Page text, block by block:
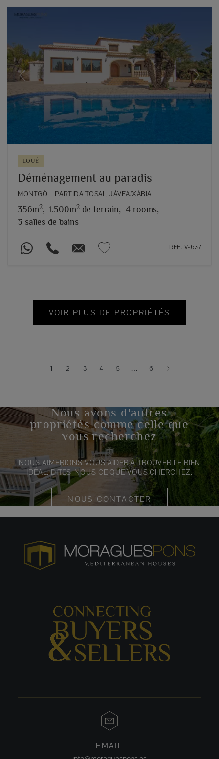
Previous Next
LOUÉ
Déménagement au paradis
MONTGÓ – PARTIDA TOSAL, JÁVEA/XÀBIA
356m2, 1.500m2 de terrain, 4 rooms,
3 salles de bains
REF. V-637
VOIR PLUS DE PROPRIÉTÉS
1(current)
2 3 4 5 … 6
Nous avons d'autres
propriétés comme celle que
vous recherchez
NOUS AIMERIONS VOUS AIDER À TROUVER LE BIEN
IDÉAL. DITES-NOUS CE QUE VOUS CHERCHEZ.
NOUS CONTACTER
EMAIL